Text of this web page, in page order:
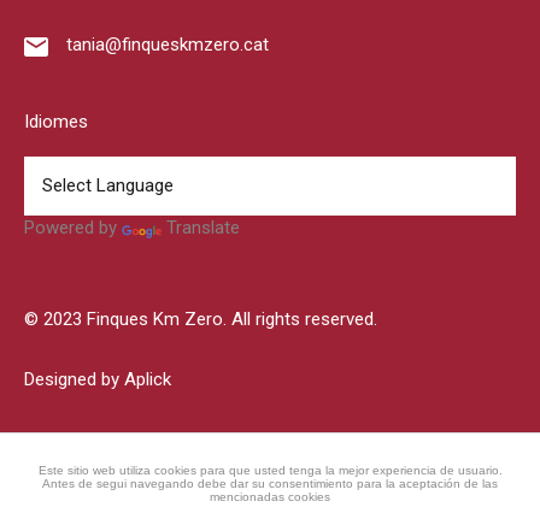
tania@finqueskmzero.cat
Idiomes
Powered by Translate
© 2023 Finques Km Zero. All rights reserved.
Designed by Aplick
Este sitio web utiliza cookies para que usted tenga la mejor experiencia de usuario.
Antes de segui navegando debe dar su consentimiento para la aceptación de las
mencionadas cookies